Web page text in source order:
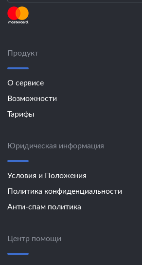
Продукт
О сервисе
Возможности
Тарифы
Юридическая информация
Условия и Положения
Политика конфиденциальности
Анти-спам политика
Центр помощи